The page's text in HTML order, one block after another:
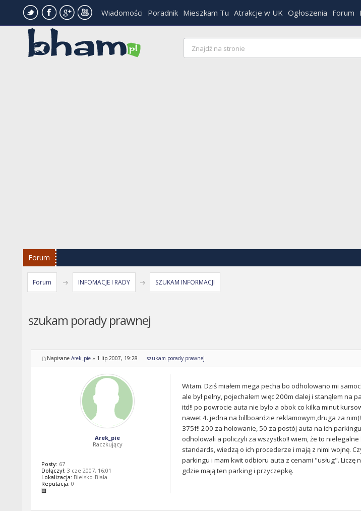
Wiadomości Poradnik Mieszkam Tu Atrakcje w UK Ogłoszenia Forum
Forum
Forum INFOMACJE I RADY SZUKAM INFORMACJI
szukam porady prawnej
Napisane Arek_pie » 1 lip 2007, 19:28 szukam porady prawnej
Witam. Dziś miałem mega pecha bo odholowano mi
ale był pełny, pojechałem więc 200m dalej i stanąłem
itd!! po powrocie auta nie było a obok co kilka minut
nawet 4. jedna na billboardzie reklamowym,druga za
375f!! 200 za holowanie, 50 za postój auta na ich
odholowali a policzyli za wszystko!! wiem, że to
standards, wiedzą o ich procederze i mają z nimi wojnę.
parkingu i mam kwit odbioru auta z cenami "usług". Liczę
gdzie mają ten parking i przyczepkę.
Arek_pie
Raczkujący
Posty: 67
Dołączył: 3 cze 2007, 16:01
Lokalizacja: Bielsko-Biała
Reputacja: 0